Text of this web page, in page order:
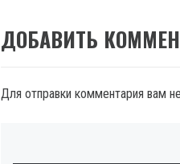
ДОБАВИТЬ
Для отправки комментария вам